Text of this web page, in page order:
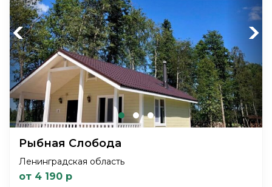
Previous Next
Рыбная Слобода
Ленинградская область
от 4 190 р